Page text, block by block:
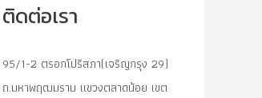
ติดต่อเรา
95/1-2 ตรอกโปริสภา(เจริญกรุง 29)
ถ.มหาพฤฒมราม แขวงตลาดน้อย เขต